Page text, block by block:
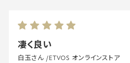
凄く良い
白玉さん /ETVOS オンラインストア